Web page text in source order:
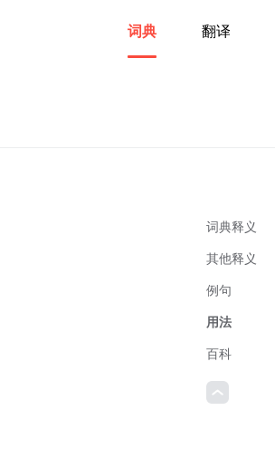
词典 翻译
词典释义
其他释义
例句
用法
百科